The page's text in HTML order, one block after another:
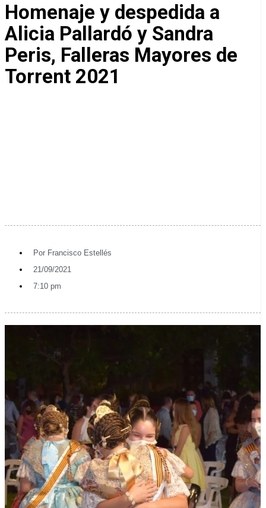
Homenaje y despedida a
Alicia Pallardó y Sandra
Peris, Falleras Mayores de
Torrent 2021
Por Francisco Estellés
21/09/2021
7:10 pm